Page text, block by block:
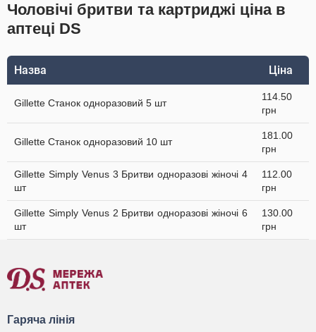
Чоловічі бритви та картриджі ціна в
аптеці DS
Назва Ціна
Gillette Станок одноразовий 5 шт
114.50
грн
Gillette Станок одноразовий 10 шт
181.00
грн
Gillette Simply Venus 3 Бритви одноразові жіночі 4
шт
112.00
грн
Gillette Simply Venus 2 Бритви одноразові жіночі 6
шт
130.00
грн
Гаряча лінія